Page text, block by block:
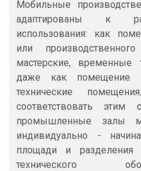
Мобильные
адаптированы к
использования: как
или
мастерские,
даже как помещение
технические
соответствовать этим
промышленные залы
индивидуально -
площади и разделения
технического